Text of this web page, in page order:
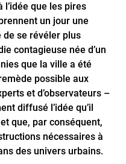
que les pires
un jour une
de se révéler plus
contagieuse née d’un
que la ville a été
possible aux
et d’observateurs –
diffusé l’idée qu’il
que, par conséquent,
nécessaires à
des univers urbains.